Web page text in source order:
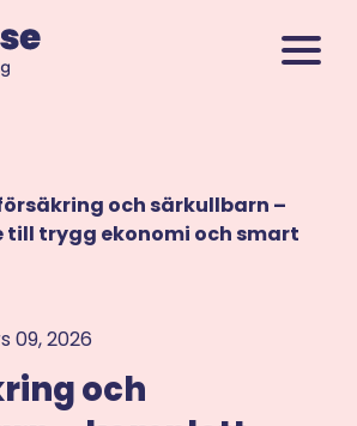
och särkullbarn –
trygg ekonomi och smart
09, 2026
och